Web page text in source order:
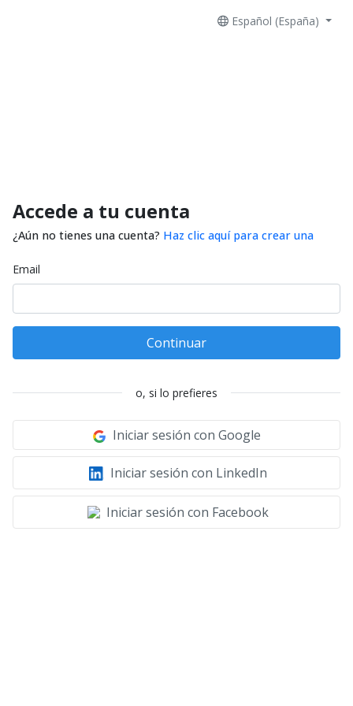
Español (España)
Accede a tu cuenta
¿Aún no tienes una cuenta? Haz clic aquí para crear una
Email
Continuar
o, si lo prefieres
Iniciar sesión con Google
Iniciar sesión con LinkedIn
Iniciar sesión con Facebook